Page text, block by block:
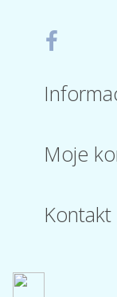
Moje
Kontakt